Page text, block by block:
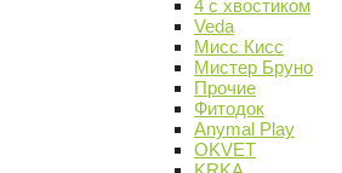
4 с хвостиком
Veda
Мисс Кисс
Мистер Бруно
Прочие
Фитодок
Anymal Play
OKVET